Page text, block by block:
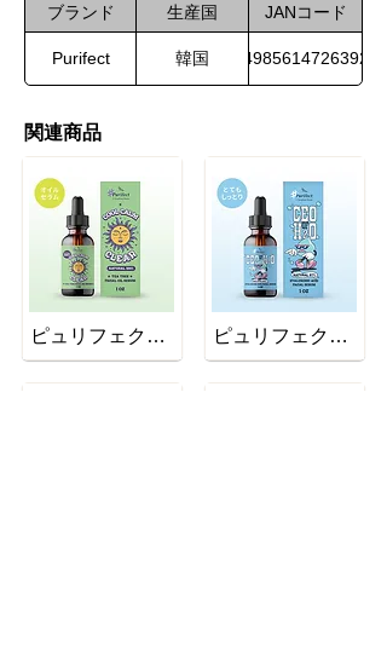
ブランド 生産国 JANコード
Purifect 韓国 4985614726392
関連商品
ピュリフェクト フェイシャルセラムT ピュリフェクト フェイシャルセラムH